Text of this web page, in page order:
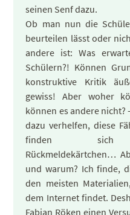
seinen Senf dazu.
Ob man nun die
beurteilen lässt oder
andere ist: Was
Schülern?! Können
konstruktive Kritik
gewiss! Aber woher
können es andere nicht?
dazu verhelfen, diese
finden sich
Rückmeldekärtchen…
und warum? Ich finde,
den meisten
dem Internet findet.
Fabian Röken einen